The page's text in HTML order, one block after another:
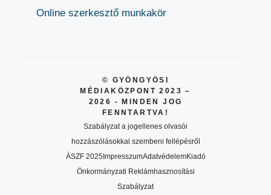
Online szerkesztő munkakör
© GYÖNGYÖSI
MÉDIAKÖZPONT 2023 –
2026 - MINDEN JOG
FENNTARTVA!
Szabályzat a jogellenes olvasói
hozzászólásokkal szembeni fellépésről
ÁSZF 2025ImpresszumAdatvédelemKiadó
Önkormányzati Reklámhasznosítási
Szabályzat